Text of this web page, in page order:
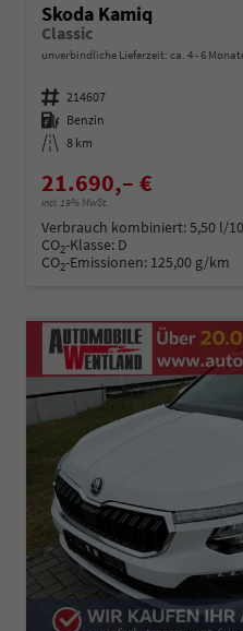
Skoda Kamiq
Classic
unverbindliche Lieferzeit: ca. 4 - 6
Fahrzeugnummer 214607
Kraftstoff Benzin
Kilometerstand 8 km
21.690,– €
incl. 19% MwSt.
Verbrauch kombiniert:5,50 l/
CO2-Klasse: D
CO2-Emissionen: 125,00 g/km